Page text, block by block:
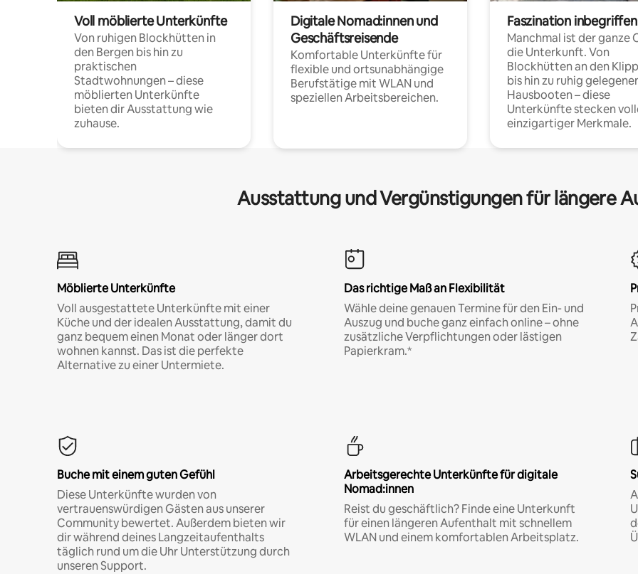
Voll möblierte Unterkünfte
Von ruhigen Blockhütten in
den Bergen bis hin zu
praktischen
Stadtwohnungen – diese
möblierten Unterkünfte
bieten dir Ausstattung wie
zuhause.
Digitale Nomad:innen und
Geschäftsreisende
Komfortable Unterkünfte für
flexible und ortsunabhängige
Berufstätige mit WLAN und
speziellen Arbeitsbereichen.
Faszination inbegriffen
Manchmal ist der ganze
die Unterkunft. Von
Blockhütten an den
bis hin zu ruhig
Hausbooten – diese
Unterkünfte stecken
einzigartiger Merkmale.
Ausstattung und Vergünstigungen für längere
Möblierte Unterkünfte
Voll ausgestattete Unterkünfte mit einer
Küche und der idealen Ausstattung, damit du
ganz bequem einen Monat oder länger dort
wohnen kannst. Das ist die perfekte
Alternative zu einer Untermiete.
Das richtige Maß an Flexibilität
Wähle deine genauen Termine für den Ein- und
Auszug und buche ganz einfach online – ohne
zusätzliche Verpflichtungen oder lästigen
Papierkram.*
Buche mit einem guten Gefühl
Diese Unterkünfte wurden von
vertrauenswürdigen Gästen aus unserer
Community bewertet. Außerdem bieten wir
dir während deines Langzeitaufenthalts
täglich rund um die Uhr Unterstützung durch
unseren Support.
Arbeitsgerechte Unterkünfte für digitale
Nomad:innen
Reist du geschäftlich? Finde eine Unterkunft
für einen längeren Aufenthalt mit schnellem
WLAN und einem komfortablen Arbeitsplatz.